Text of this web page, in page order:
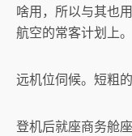
啥用，所以与其也
航空的常客计划上。
远机位伺候。短粗
登机后就座商务舱